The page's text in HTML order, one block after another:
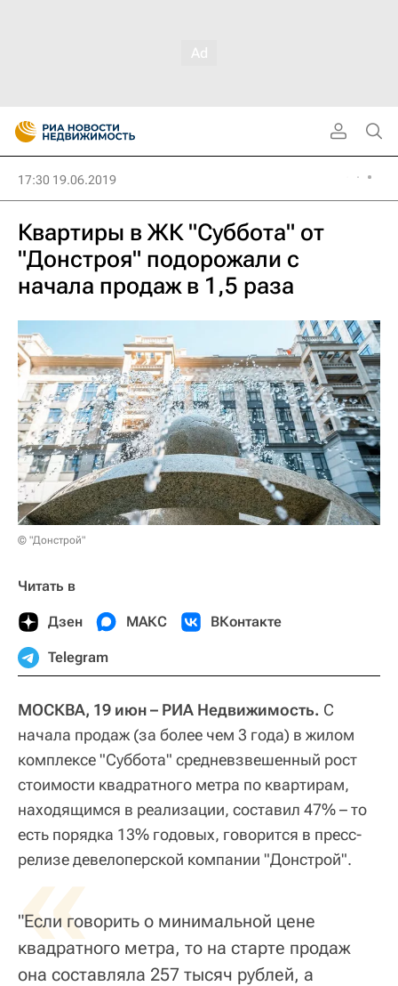
17:30 19.06.2019
Квартиры в ЖК "Суббота" от
"Донстроя" подорожали с
начала продаж в 1,5 раза
© "Донстрой"
Читать в
Дзен МАКС ВКонтакте
Telegram
МОСКВА, 19 июн – РИА Недвижимость. С
начала продаж (за более чем 3 года) в жилом
комплексе "Суббота" средневзвешенный рост
стоимости квадратного метра по квартирам,
находящимся в реализации, составил 47% – то
есть порядка 13% годовых, говорится в пресс-
релизе девелоперской компании "Донстрой".
«
"Если говорить о минимальной цене
квадратного метра, то на старте продаж
она составляла 257 тысяч рублей, а